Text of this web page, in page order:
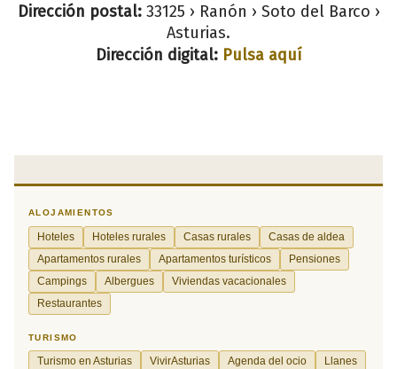
Dirección postal:33125 › Ranón › Soto del Barco ›
Asturias.
Dirección digital: Pulsa aquí